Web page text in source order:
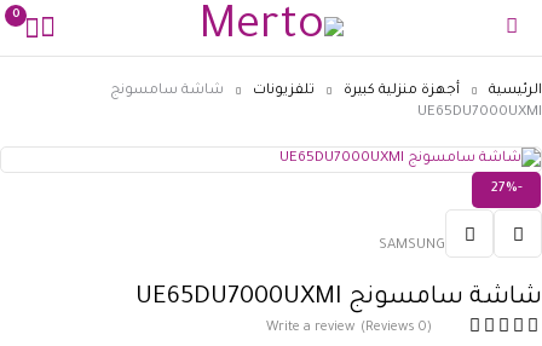
0
الرئيسية أجهزة منزلية كبيرة تلفزيونات
شاشة سامسونج
UE65DU7000UXMI
-27%
SAMSUNG
شاشة سامسونج UE65DU7000UXMI
(0 Reviews)
Write a review